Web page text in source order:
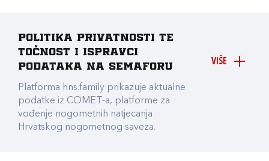
VIŠE
Politika privatnosti te
točnost i ispravci
podataka na Semaforu
Platforma hns.family prikazuje aktualne
podatke iz COMET-a, platforme za
vođenje nogometnih natjecanja
Hrvatskog nogometnog saveza.